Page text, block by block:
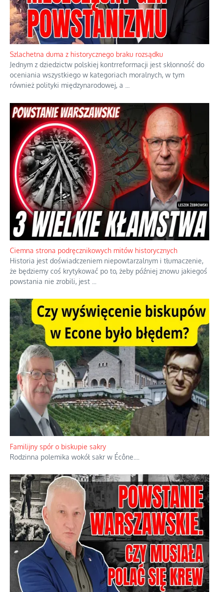
Ekspresowy kurs zbawienia z rodzinną katastrofą
Dramatyczne skutki skrajnej nadgorliwości we wspólnocie.
Szlachetna duma z historycznego braku rozsądku
Jednym z dziedzictw polskiej kontrreformacji jest skłonność do
oceniania wszystkiego w kategoriach moralnych, w tym
również polityki międzynarodowej, a...
Ciemna strona podręcznikowych mitów historycznych
Historia jest doświadczeniem niepowtarzalnym i tłumaczenie,
że będziemy coś krytykować po to, żeby później znowu jakiegoś
powstania nie zrobili, jest...